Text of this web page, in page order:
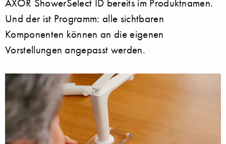
AXOR ShowerSelect ID bereits im Produktnamen.
Und der ist Programm: alle sichtbaren
Komponenten können an die eigenen
Vorstellungen angepasst werden.